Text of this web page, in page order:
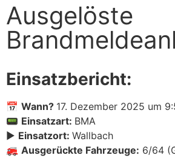
Ausgelöste
Einsatzbericht:
📅 Wann? 17. Dezember 2025 um
📟 Einsatzart: BMA
▶️ Einsatzort: Wallbach
🚒 Ausgerückte Fahrzeuge: 6/64